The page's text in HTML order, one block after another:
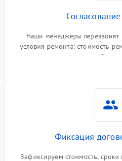
Наши менеджеры перезвонят
условия ремонта: стоимость
гарантийные
Фиксация
Зафиксируем стоимость,